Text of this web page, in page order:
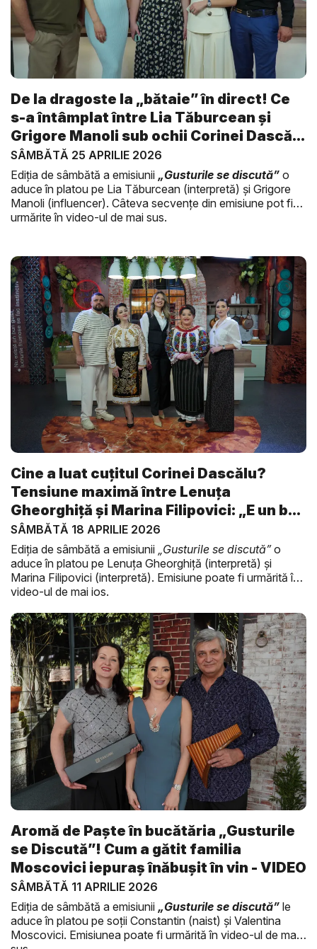
De la dragoste la „bătaie” în direct! Ce
s-a întâmplat între Lia Tăburcean și
Grigore Manoli sub ochii Corinei Dască...
SÂMBĂTĂ 25 APRILIE 2026
Ediția de sâmbătă a emisiunii „Gusturile se discută” o
aduce în platou pe Lia Tăburcean (interpretă) și Grigore
Manoli (influencer). Câteva secvențe din emisiune pot fi
urmărite în video-ul de mai sus.
Cine a luat cuțitul Corinei Dascălu?
Tensiune maximă între Lenuța
Gheorghiță și Marina Filipovici: „E un b...
SÂMBĂTĂ 18 APRILIE 2026
Ediția de sâmbătă a emisiunii „Gusturile se discută”o
aduce în platou pe Lenuța Gheorghiță (interpretă) și
Marina Filipovici (interpretă). Emisiune poate fi urmărită în
video-ul de mai jos.
Aromă de Paște în bucătăria „Gusturile
se Discută”! Cum a gătit familia
Moscovici iepuraș înăbușit în vin - VIDEO
SÂMBĂTĂ 11 APRILIE 2026
Ediția de sâmbătă a emisiunii „Gusturile se discută” le
aduce în platou pe soții Constantin (naist) și Valentina
Moscovici. Emisiunea poate fi urmărită în video-ul de mai